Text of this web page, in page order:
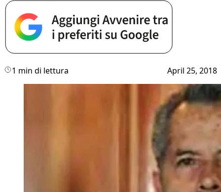
1 min di lettura April 25, 2018